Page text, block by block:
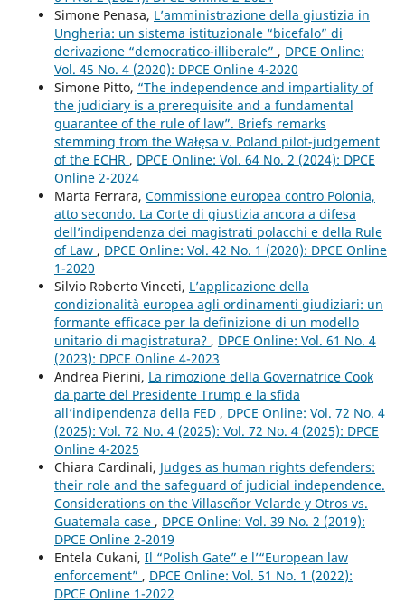
Simone Penasa, L’amministrazione della giustizia in
Ungheria: un sistema istituzionale “bicefalo” di
derivazione “democratico-illiberale” , DPCE Online:
Vol. 45 No. 4 (2020): DPCE Online 4-2020
Simone Pitto, “The independence and impartiality of
the judiciary is a prerequisite and a fundamental
guarantee of the rule of law”. Briefs remarks
stemming from the Wałęsa v. Poland pilot-judgement
of the ECHR , DPCE Online: Vol. 64 No. 2 (2024): DPCE
Online 2-2024
Marta Ferrara, Commissione europea contro Polonia,
atto secondo. La Corte di giustizia ancora a difesa
dell’indipendenza dei magistrati polacchi e della Rule
of Law , DPCE Online: Vol. 42 No. 1 (2020): DPCE Online
1-2020
Silvio Roberto Vinceti, L’applicazione della
condizionalità europea agli ordinamenti giudiziari: un
formante efficace per la definizione di un modello
unitario di magistratura? , DPCE Online: Vol. 61 No. 4
(2023): DPCE Online 4-2023
Andrea Pierini, La rimozione della Governatrice Cook
da parte del Presidente Trump e la sfida
all’indipendenza della FED , DPCE Online: Vol. 72 No. 4
(2025): Vol. 72 No. 4 (2025): Vol. 72 No. 4 (2025): DPCE
Online 4-2025
Chiara Cardinali, Judges as human rights defenders:
their role and the safeguard of judicial independence.
Considerations on the Villaseñor Velarde y Otros vs.
Guatemala case , DPCE Online: Vol. 39 No. 2 (2019):
DPCE Online 2-2019
Entela Cukani, Il “Polish Gate” e l’“European law
enforcement” , DPCE Online: Vol. 51 No. 1 (2022):
DPCE Online 1-2022